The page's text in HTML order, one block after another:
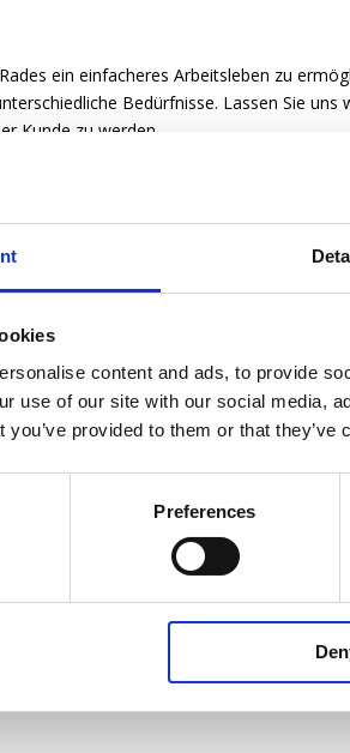
content and ads, to provide
use of our site with our social media,
you’ve provided to them or that
Preferences
ein einfacheres Arbeitsleben zu
Bedürfnisse. Lassen Sie uns
Kunde zu werden.